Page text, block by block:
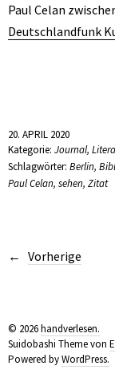
Paul Celan
Deutschlandfunk
20. APRIL 2020
Kategorie: Journal,
Schlagwörter: Berlin,
Paul Celan, sehen, Zitat
Vorherige
© 2026handverlesen.
Suidobashi Theme von
Powered byWordPress.